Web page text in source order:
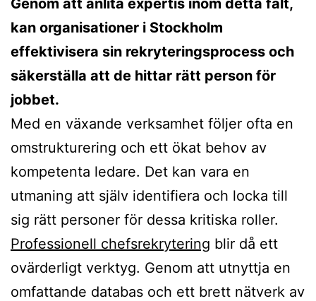
kan organisationer i Stockholm
effektivisera sin rekryteringsprocess och
säkerställa att de hittar rätt person för
jobbet.
Med en växande verksamhet följer ofta en
omstrukturering och ett ökat behov av
kompetenta ledare. Det kan vara en
utmaning att själv identifiera och locka till
sig rätt personer för dessa kritiska roller.
Professionell chefsrekrytering blir då ett
ovärderligt verktyg. Genom att utnyttja en
omfattande databas och ett brett nätverk av